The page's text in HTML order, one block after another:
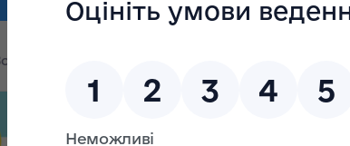
Оголошення
Фотогалерея
Відеогалерея
Інформація для
е-Ветеран
Інформація для
ВПО
Подати е-